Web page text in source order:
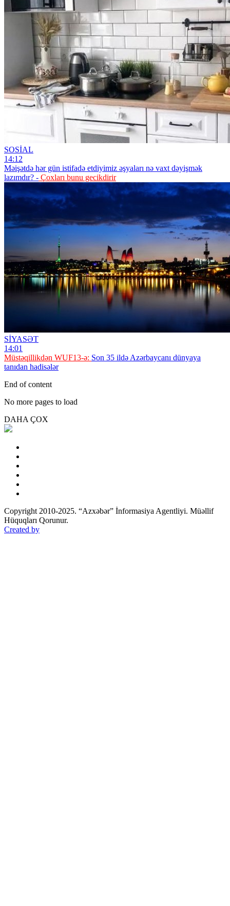
SOSİAL
14:12
Məişətdə hər gün istifadə etdiyimiz əşyaları nə vaxt dəyişmək
lazımdır? - Çoxları bunu gecikdirir
SİYASƏT
14:01
Müstəqillikdən WUF13-ə: Son 35 ildə Azərbaycanı dünyaya
tanıdan hadisələr
End of content
No more pages to load
DAHA ÇOX
Copyright 2010-2025. “Azxəbər” İnformasiya Agentliyi. Müəllif
Hüquqları Qorunur.
Created by